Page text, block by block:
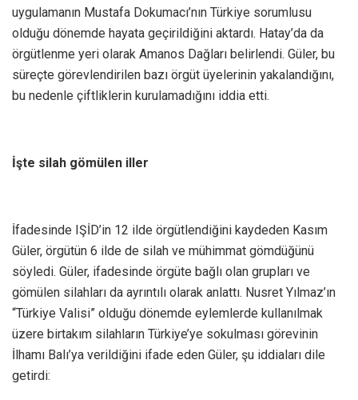
uygulamanın Mustafa Dokumacı’nın Türkiye sorumlusu
olduğu dönemde hayata geçirildiğini aktardı. Hatay’da da
örgütlenme yeri olarak Amanos Dağları belirlendi. Güler, bu
süreçte görevlendirilen bazı örgüt üyelerinin yakalandığını,
bu nedenle çiftliklerin kurulamadığını iddia etti.
İşte silah gömülen iller
İfadesinde IŞİD’in 12 ilde örgütlendiğini kaydeden Kasım
Güler, örgütün 6 ilde de silah ve mühimmat gömdüğünü
söyledi. Güler, ifadesinde örgüte bağlı olan grupları ve
gömülen silahları da ayrıntılı olarak anlattı. Nusret Yılmaz’ın
“Türkiye Valisi” olduğu dönemde eylemlerde kullanılmak
üzere birtakım silahların Türkiye’ye sokulması görevinin
İlhamı Balı’ya verildiğini ifade eden Güler, şu iddiaları dile
getirdi: